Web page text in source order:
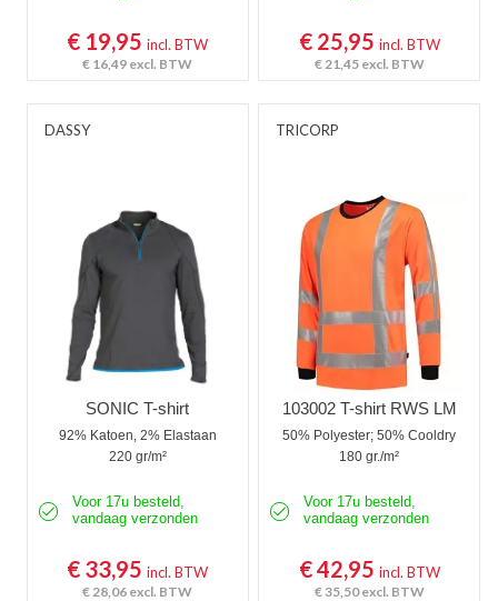
€ 19,95incl. BTW
€ 16,49 excl. BTW
€ 25,95 incl. BTW
€ 21,45 excl. BTW
DASSY
SONIC T-shirt
92% Katoen, 2% Elastaan
220 gr/m²
Voor 17u besteld,
vandaag verzonden
€ 33,95incl. BTW
€ 28,06 excl. BTW
TRICORP
103002 T-shirt RWS LM
50% Polyester; 50% Cooldry
180 gr./m²
Voor 17u besteld,
vandaag verzonden
€ 42,95 incl. BTW
€ 35,50excl. BTW